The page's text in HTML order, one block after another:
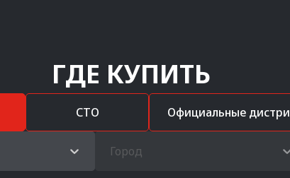
ГДЕ КУПИТЬ
СТО Официальные
Город